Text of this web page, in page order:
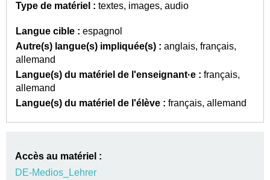
Type de matériel : textes images audio
Langue cible : espagnol
Autre(s) langue(s) impliquée(s) : anglais français
allemand
Langue(s) du matériel de l'enseignant·e : français
allemand
Langue(s) du matériel de l'élève : français allemand
Accès au matériel :
DE-Medios_Lehrer